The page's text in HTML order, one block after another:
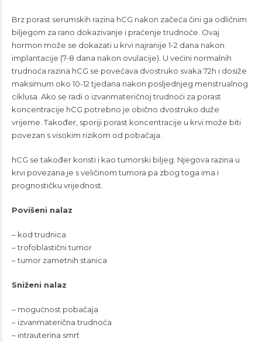
Brz porast serumskih razina hCG nakon začeća čini ga odličnim
biljegom za rano dokazivanje i praćenje trudnoće. Ovaj
hormon može se dokazati u krvi najranije 1-2 dana nakon
implantacije (7-8 dana nakon ovulacije). U većini normalnih
trudnoća razina hCG se povećava dvostruko svaka 72h i dosiže
maksimum oko 10-12 tjedana nakon posljednjeg menstrualnog
ciklusa. Ako se radi o izvanmateričnoj trudnoći za porast
koncentracije hCG potrebno je obično dvostruko duže
vrijeme. Također, sporiji porast koncentracije u krvi može biti
povezan s visokim rizikom od pobačaja.
hCG se također koristi i kao tumorski biljeg. Njegova razina u
krvi povezana je s veličinom tumora pa zbog toga ima i
prognostičku vrijednost.
Povišeni nalaz
– kod trudnica
– trofoblastični tumor
– tumor zametnih stanica
Sniženi nalaz
– mogućnost pobačaja
– izvanmaterična trudnoća
– intrauterina smrt